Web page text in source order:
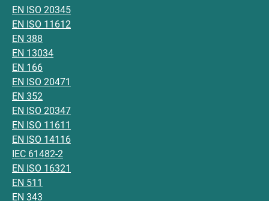
EN ISO 20345
EN ISO 11612
EN 388
EN 13034
EN 166
EN ISO 20471
EN 352
EN ISO 20347
EN ISO 11611
EN ISO 14116
IEC 61482-2
EN ISO 16321
EN 511
EN 343